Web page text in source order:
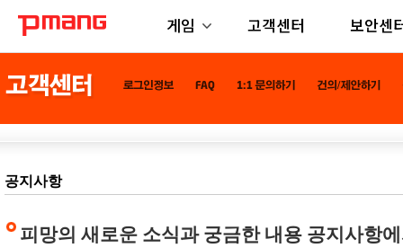
게임 고객센터 보안센
공지사항
피망의 새로운 소식과 궁금한 내용 공지사항